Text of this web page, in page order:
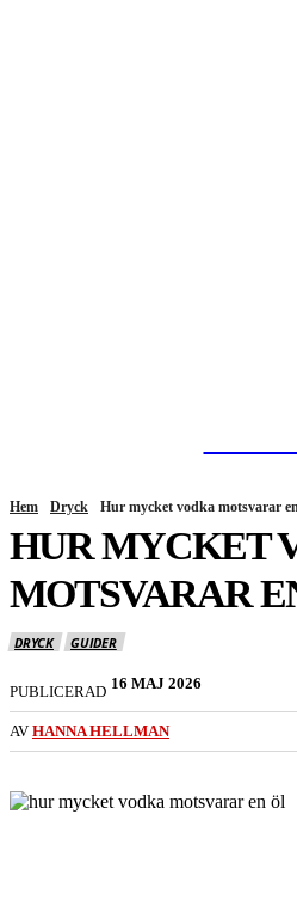
Hem Dryck Hur mycket vodka motsvarar
HUR MYCKET
MOTSVARAR
DRYCK GUIDER
PUBLICERAD 16 MAJ 2026
AV HANNA HELLMAN